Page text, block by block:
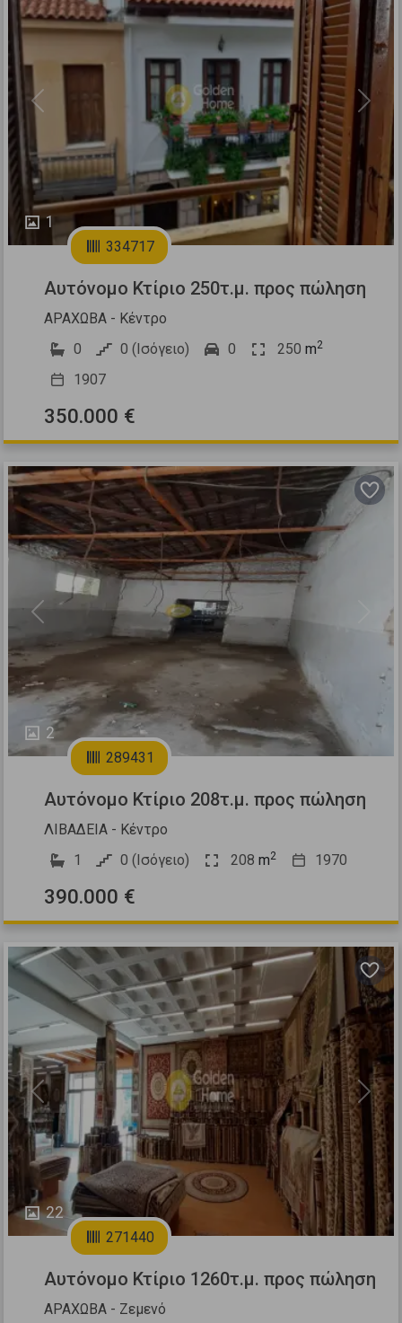
1
Previous Next
334717
Αυτόνομο Κτίριο 250τ.μ. προς πώληση
ΑΡΑΧΩΒΑ - Κέντρο
0
0 (Ισόγειο) 0 250 m2
1907
350.000 €
2
Previous Next
289431
Αυτόνομο Κτίριο 208τ.μ. προς πώληση
ΛΙΒΑΔΕΙΑ - Κέντρο
1
0 (Ισόγειο) 208 m2 1970
390.000 €
22
Previous Next
271440
Αυτόνομο Κτίριο 1260τ.μ. προς πώληση
ΑΡΑΧΩΒΑ - Ζεμενό